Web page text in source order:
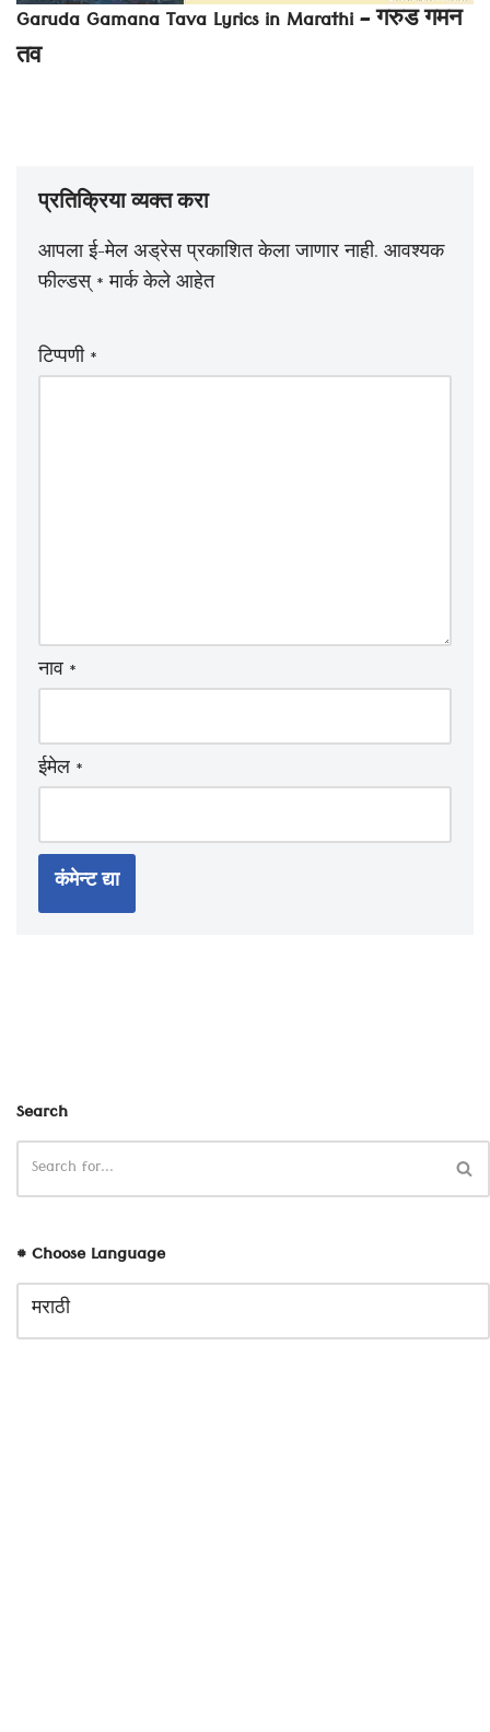
Garuda Gamana Tava Lyrics in Marathi – गरुड गमन
तव
प्रतिक्रिया व्यक्त करा
आपला ई-मेल अड्रेस प्रकाशित केला जाणार नाही. आवश्यक
फील्डस्*मार्क केले आहेत
टिप्पणी*
नाव *
ईमेल *
Search
# Choose Language